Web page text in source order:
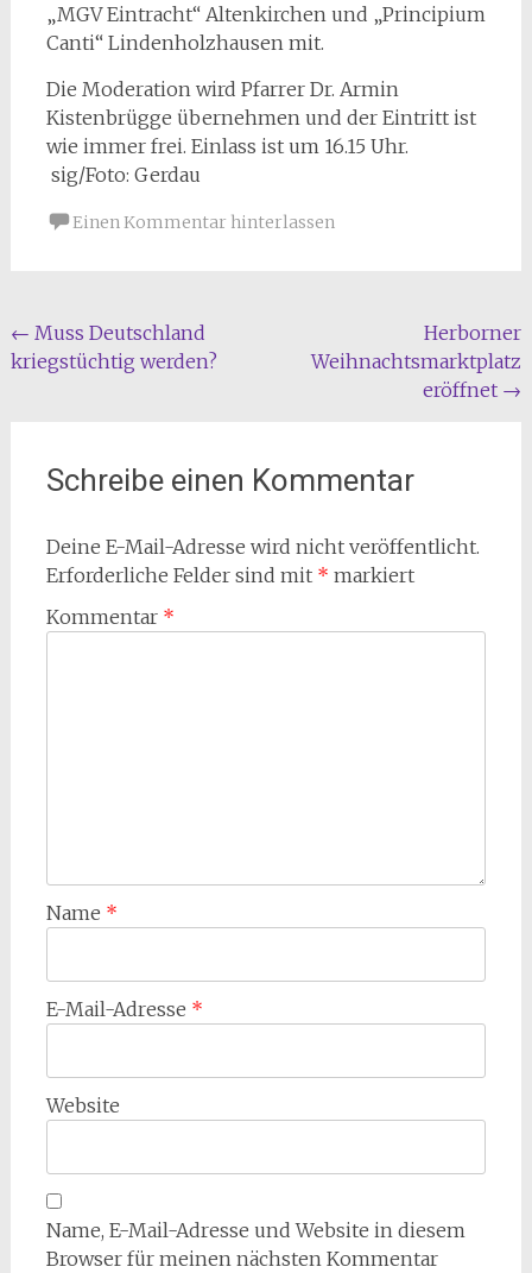
„MGV Eintracht“ Altenkirchen und „Principium
Canti“ Lindenholzhausen mit.
Die Moderation wird Pfarrer Dr. Armin
Kistenbrügge übernehmen und der Eintritt ist
wie immer frei. Einlass ist um 16.15 Uhr.
sig/Foto: Gerdau
Einen Kommentar hinterlassen
Beitragsnavigation
← Muss Deutschland
kriegstüchtig werden?
Herborner
Weihnachtsmarktplatz
eröffnet →
Schreibe einen Kommentar
Deine E-Mail-Adresse wird nicht veröffentlicht.
Erforderliche Felder sind mit * markiert
Kommentar *
Name *
E-Mail-Adresse *
Website
Name, E-Mail-Adresse und Website in diesem
Browser für meinen nächsten Kommentar